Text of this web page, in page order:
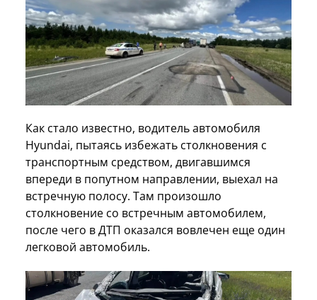
Как стало известно, водитель автомобиля
Hyundai, пытаясь избежать столкновения с
транспортным средством, двигавшимся
впереди в попутном направлении, выехал на
встречную полосу. Там произошло
столкновение со встречным автомобилем,
после чего в ДТП оказался вовлечен еще один
легковой автомобиль.